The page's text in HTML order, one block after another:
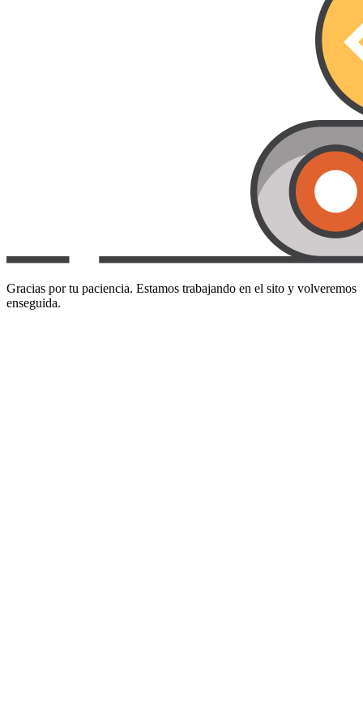
Gracias por tu paciencia. Estamos trabajando en el sito y volveremos
enseguida.